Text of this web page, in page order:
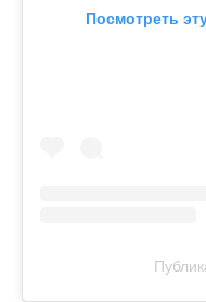
Посмотреть